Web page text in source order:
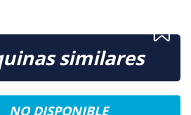
similares
NO DISPONIBLE